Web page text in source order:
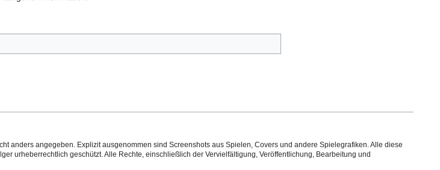
anders angegeben. Explizit ausgenommen sind Screenshots aus Spielen, Covers und andere Spielegrafiken. Alle diese
urheberrechtlich geschützt. Alle Rechte, einschließlich der Vervielfältigung, Veröffentlichung, Bearbeitung und